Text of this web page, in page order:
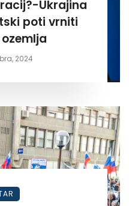
Ukrajina
poti vrniti
2024